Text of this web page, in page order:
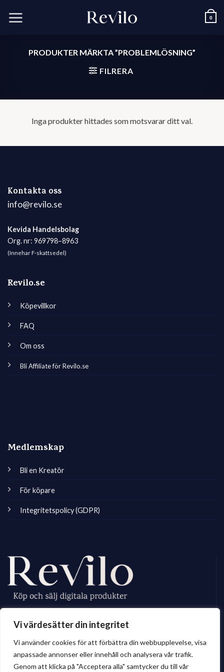
Vi värdesätter din integritet
Vi använder cookies för att förbättra din webbupplevelse, visa
anpassade annonser eller innehåll och analysera vår trafik.
Genom att klicka på "Acceptera alla" samtycker du till vår
0
PRODUKTER MÄRKTA ”PROBLEMLÖSNING”
FILRERA
Inga produkter hittades som motsvarar ditt val.
erbjuder ett brett sortiment av digitalt material till privatperson och företag.
Kontakta oss
info@revilo.se
Kevida Handelsbolag
Org. nr: 969798–8963
(Innehar F-skattsedel)
Revilo.se
Köpevillkor
FAQ
Om oss
Bli Affiliate för Revilo.se
Medlemskap
Bli en Kreatör
För köpare
Integritetspolicy (GDPR)